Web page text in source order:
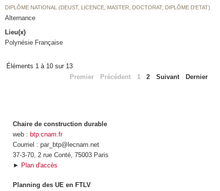
DIPLÔME NATIONAL (DEUST, LICENCE, MASTER, DOCTORAT, DIPLÔME D'ETAT)
Alternance
Lieu(x)
Polynésie Française
Éléments 1 à 10 sur 13
Premier
Précédent 1 2 Suivant Dernier
Chaire de construction durable
web : btp.cnam.fr
Courriel : par_btp@lecnam.net
37-3-70, 2 rue Conté, 75003 Paris
► Plan d'accès
Planning des UE en FTLV